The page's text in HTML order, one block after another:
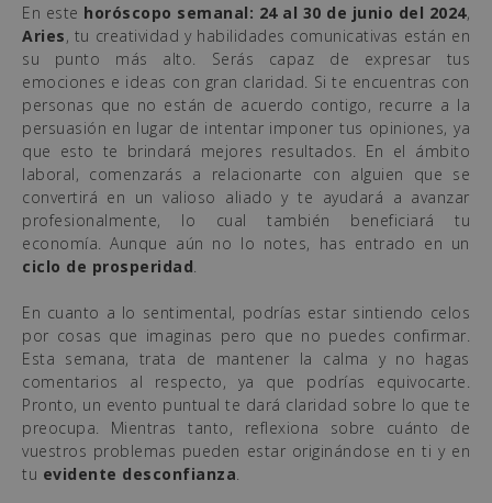
En este horóscopo semanal: 24 al 30 de junio del 2024,
Aries, tu creatividad y habilidades comunicativas están en
su punto más alto. Serás capaz de expresar tus
emociones e ideas con gran claridad. Si te encuentras con
personas que no están de acuerdo contigo, recurre a la
persuasión en lugar de intentar imponer tus opiniones, ya
que esto te brindará mejores resultados. En el ámbito
laboral, comenzarás a relacionarte con alguien que se
convertirá en un valioso aliado y te ayudará a avanzar
profesionalmente, lo cual también beneficiará tu
economía. Aunque aún no lo notes, has entrado en un
ciclo de prosperidad
En cuanto a lo sentimental, podrías estar sintiendo celos
por cosas que imaginas pero que no puedes confirmar.
Esta semana, trata de mantener la calma y no hagas
comentarios al respecto, ya que podrías equivocarte.
Pronto, un evento puntual te dará claridad sobre lo que te
preocupa. Mientras tanto, reflexiona sobre cuánto de
vuestros problemas pueden estar originándose en ti y en
tu evidente desconfianza